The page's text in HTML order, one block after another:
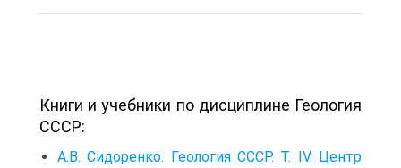
Книги и учебники по дисциплине Геология
СССР:
А.В. Сидоренко. Геология СССР. Т. IV. Центр